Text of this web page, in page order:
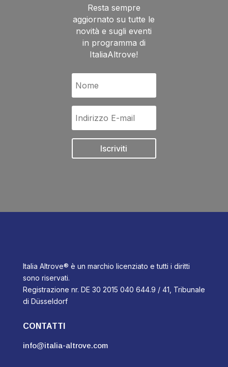
Resta sempre
aggiornato su tutte le
novità e sugli eventi
in programma di
ItaliaAltrove!
Iscriviti
Italia Altrove® è un marchio licenziato e tutti i diritti
sono riservati.
Registrazione nr. DE 30 2015 040 644.9 / 41, Tribunale
di Düsseldorf
CONTATTI
info@italia-altrove.com